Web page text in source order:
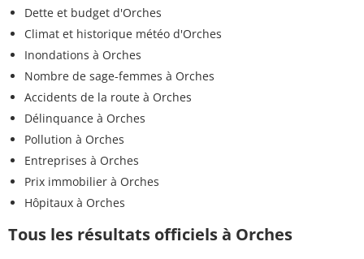
Dette et budget d'Orches
Climat et historique météo d'Orches
Inondations à Orches
Nombre de sage-femmes à Orches
Accidents de la route à Orches
Délinquance à Orches
Pollution à Orches
Entreprises à Orches
Prix immobilier à Orches
Hôpitaux à Orches
Tous les résultats officiels à Orches